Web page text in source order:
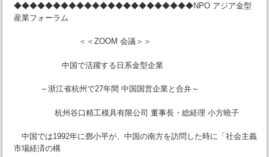
◆◆◆◆◆◆◆◆◆◆◆◆◆◆◆◆◆◆◆◆◆◆◆NPO アジア金型
産業フォーラム
＜＜ZOOM 会議＞＞
中国で活躍する日系金型企業
～浙江省杭州で27年間 中国国営企業と合弁～
杭州谷口精工模具有限公司 董事長・総経理 小方曉子
中国では1992年に鄧小平が、中国の南方を訪問した時に「社会主義
市場経済の構